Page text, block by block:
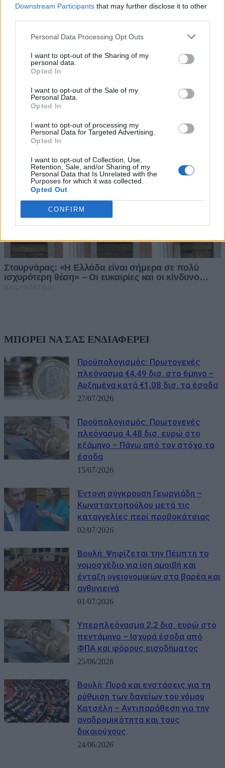
Downstream Participants that may further disclose it to other
Personal Data Processing Opt Outs
I want to opt-out of the Sharing of my
personal data.
Opted In
I want to opt-out of the Sale of my
Personal Data.
Opted In
I want to opt-out of processing my
Personal Data for Targeted Advertising.
Opted In
I want to opt-out of Collection, Use,
Retention, Sale, and/or Sharing of my
Personal Data that Is Unrelated with the
Purposes for which it was collected.
Opted Out
CONFIRM
ΜΠΟΡΕΙ ΝΑ ΣΑΣ ΕΝΔΙΑΦΕΡΕΙ
Προϋπολογισμός: Πρωτογενές
πλεόνασμα €4,49 δισ. στο 6μηνο –
Αυξημένα κατά €1,08 δισ. τα έσοδα
27/07/2026
Προϋπολογισμός: Πρωτογενές
πλεόνασμα 4,48 δισ. ευρώ στο
εξάμηνο – Πάνω από τον στόχο τα
έσοδα
15/07/2026
Έντονη σύγκρουση Γεωργιάδη –
Κωνσταντοπούλου μετά τις
καταγγελίες περί προβοκάτσιας
02/07/2026
Βουλή: Ψηφίζεται την Πέμπτη το
νομοσχέδιο για ίση αμοιβή και
ένταξη υγειονομικών στα βαρέα και
ανθυγιεινά
01/07/2026
Υπερπλεόνασμα 2,2 δισ. ευρώ στο
πεντάμηνο – Ισχυρά έσοδα από
ΦΠΑ και φόρους εισοδήματος
25/06/2026
Βουλή: Πυρά και ενστάσεις για τη
ρύθμιση των δανείων του νόμου
Κατσέλη – Αντιπαράθεση για την
αναδρομικότητα και τους
δικαιούχους
24/06/2026